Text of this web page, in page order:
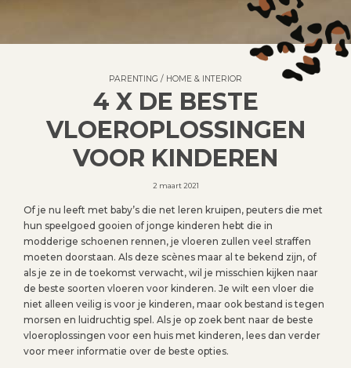
PARENTING / HOME & INTERIOR
4 X DE BESTE
VLOEROPLOSSINGEN
VOOR KINDEREN
2 maart 2021
Of je nu leeft met baby’s die net leren kruipen, peuters die met
hun speelgoed gooien of jonge kinderen hebt die in
modderige schoenen rennen, je vloeren zullen veel straffen
moeten doorstaan. Als deze scènes maar al te bekend zijn, of
als je ze in de toekomst verwacht, wil je misschien kijken naar
de beste soorten vloeren voor kinderen. Je wilt een vloer die
niet alleen veilig is voor je kinderen, maar ook bestand is tegen
morsen en luidruchtig spel. Als je op zoek bent naar de beste
vloeroplossingen voor een huis met kinderen, lees dan verder
voor meer informatie over de beste opties.